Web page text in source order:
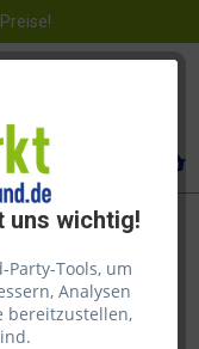
uns wichtig!
Tools, um
Analysen
Terrassenöl